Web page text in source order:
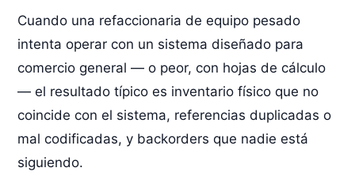
Cuando una refaccionaria de equipo pesado
intenta operar con un sistema diseñado para
comercio general — o peor, con hojas de cálculo
— el resultado típico es inventario físico que no
coincide con el sistema, referencias duplicadas o
mal codificadas, y backorders que nadie está
siguiendo.